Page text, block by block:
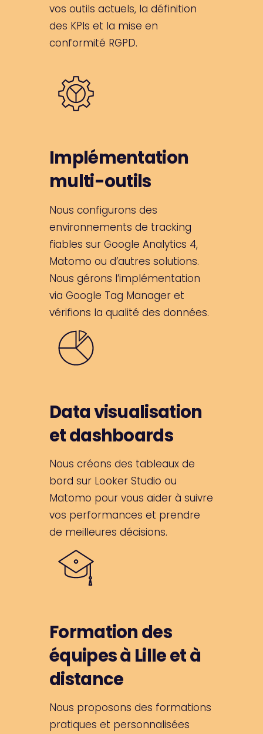
vos outils actuels, la définition
des KPIs et la mise en
conformité RGPD.
Implémentation
multi-outils
Nous configurons des
environnements de tracking
fiables sur Google Analytics 4,
Matomo ou d’autres solutions.
Nous gérons l’implémentation
via Google Tag Manager et
vérifions la qualité des données.
Data visualisation
et dashboards
Nous créons des tableaux de
bord sur Looker Studio ou
Matomo pour vous aider à suivre
vos performances et prendre
de meilleures décisions.
Formation des
équipes à Lille et à
distance
Nous proposons des formations
pratiques et personnalisées